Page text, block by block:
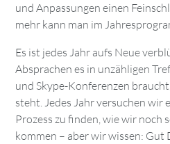
und Anpassungen einen
mehr kann man im
Es ist jedes Jahr aufs Neue
Absprachen es in unzähligen
und Skype-Konferenzen
steht. Jedes Jahr versuchen wir
Prozess zu finden, wie wir noch
kommen – aber wir wissen: Gut